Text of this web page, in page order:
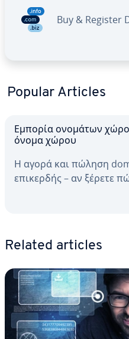
Buy & Register
Popular Articles
Εμπορία ονομάτων
όνομα χώρου
Η αγορά και πώληση
επικερδής – αν ξέρετε
Related articles